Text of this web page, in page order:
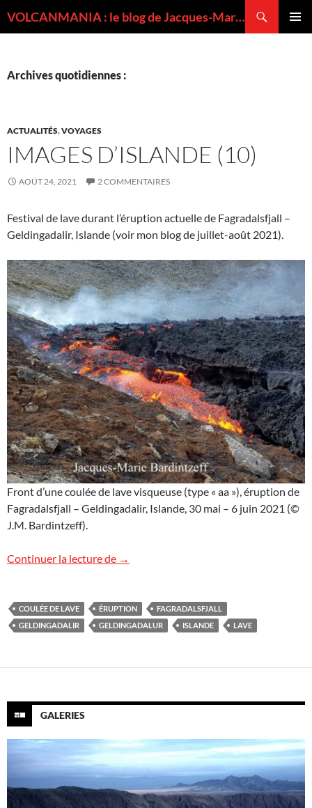
VOLCANMANIA : le blog de Jacques-Marie BARDINTZEFF, volcanologue
Archives quotidiennes :
ACTUALITÉS,VOYAGES
IMAGES D’ISLANDE (10)
AOÛT 24, 2021 2 COMMENTAIRES
Festival de lave durant l’éruption actuelle de Fagradalsfjall –
Geldingadalir, Islande (voir mon blog de juillet-août 2021).
Front d’une coulée de lave visqueuse (type « aa »), éruption de
Fagradalsfjall – Geldingadalir, Islande, 30 mai – 6 juin 2021 (©
J.M. Bardintzeff).
Continuer la lecture de Images d’Islande (10)
→
COULÉE DE LAVE ÉRUPTION
FAGRADALSFJALL
GELDINGADALIR
GELDINGADALUR ISLANDE LAVE
GALERIES